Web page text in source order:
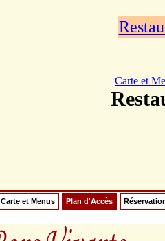
Carte et
Carte et Menus Plan d'Accès